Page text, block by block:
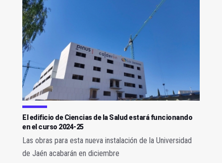
El edificio de Ciencias de la Salud estará funcionando
en el curso 2024-25
Las obras para esta nueva instalación de la Universidad
de Jaén acabarán en diciembre